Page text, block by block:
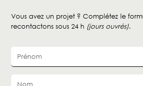
Vous avez un projet ? Complétez le
recontactons sous 24 h (jours ouvrés).